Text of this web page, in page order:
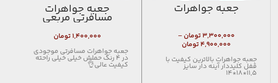
جعبه جواهرات
۳,۳۰۰,۰۰۰ تومان–
۴,۹۰۰,۰۰۰ تومان
جعبه جواهرات بالاترین کیفیت با
قفل کلیددار آینه دار سایز
11,5*18*14
جعبه جواهرات
مسافرتی مربعی
۱,۴۰۰,۰۰۰تومان
جعبه جواهرات مسافرتی موجودی
در ۴ رنگ حملش خیلی خیلی راحته
کیفیت عالی👌